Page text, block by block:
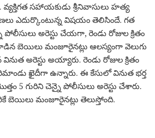
సహాయకుడు శ్రీనివాసులు హత్య
ఎదుర్కొంటున్న విషయం తెలిసిందే. గత
అరెస్టు చేయగా, రెండు రోజుల క్రితం
బెయిలు మంజూరైనట్లు ఆలస్యంగా వెలుగు
అరెస్టు అయ్యారు. రెండు రోజుల క్రితం
ఖైదీగా ఉన్నారు. ఈ కేసులో వినుత భర్త
5 గురిని చెన్నై పోలీసులు అరెస్టు చేశారు.
బెయిలు మంజూరైనట్లు తెలుస్తోంది.